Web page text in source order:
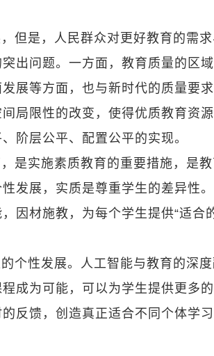
但是，人民群众对更好教育的需求
出问题。一方面，教育质量的区域
展等方面，也与新时代的质量要
局限性的改变，使得优质教育资
阶层公平、配置公平的实现。
是实施素质教育的重要措施，是教
发展，实质是尊重学生的差异性。
因材施教，为每个学生提供“适合
个性发展。人工智能与教育的深度
成为可能，可以为学生提供更多
反馈，创造真正适合不同个体学